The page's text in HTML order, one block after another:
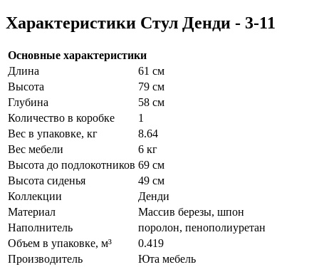
Характеристики Стул Денди - 3-11
Основные характеристики
Длина
61 см
Высота
79 см
Глубина
58 см
Количество в коробке
1
Вес в упаковке, кг
8.64
Вес мебели
6 кг
Высота до подлокотников 69 см
Высота сиденья
49 см
Коллекции
Денди
Материал
Массив березы, шпон
Наполнитель
поролон, пенополиуретан
Объем в упаковке, м³
0.419
Производитель
Юта мебель